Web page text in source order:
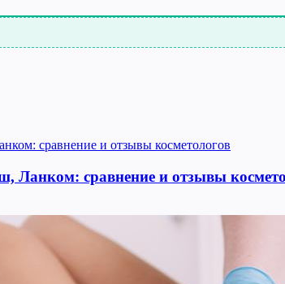
Ланком: сравнение и отзывы